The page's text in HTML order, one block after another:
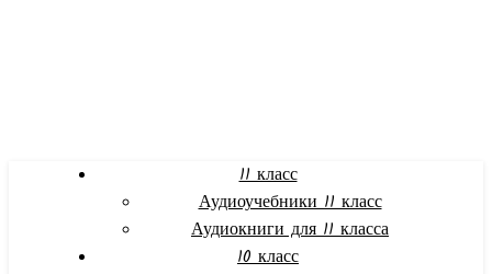
11 класс
Аудиоучебники 11 класс
Аудиокниги для 11 класса
10 класс